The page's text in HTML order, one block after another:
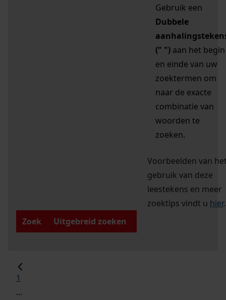
Gebruik een
Dubbele
(" ") aan het begin
en einde van uw
zoektermen om
naar de exacte
combinatie van
woorden te
zoeken.
Voorbeelden van
gebruik van deze
leestekens en meer
zoektips vindt u hier.
Zoek
Uitgebreid zoeken
1
...